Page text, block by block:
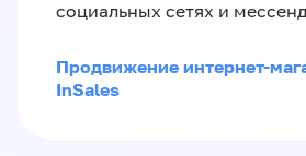
социальных сетях и
Продвижение интернет-
InSales